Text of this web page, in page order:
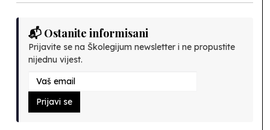
📬 Ostanite informisani
Prijavite se na Školegijum newsletter i ne propustite
nijednu vijest.
Prijavi se